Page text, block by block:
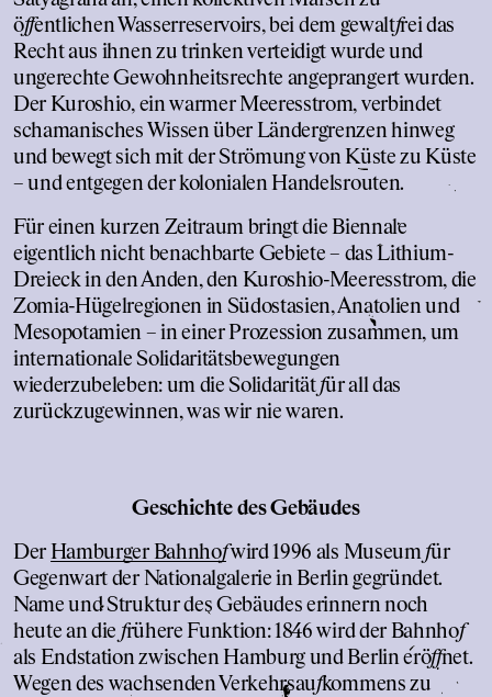
öffentlichen Wasserreservoirs, bei dem gewaltfrei das
Recht aus ihnen zu trinken verteidigt wurde und
ungerechte Gewohnheitsrechte angeprangert wurden.
Der Kuroshio, ein warmer Meeresstrom, verbindet
schamanisches Wissen über Ländergrenzen hinweg
und bewegt sich mit der Strömung von Küste zu Küste
– und entgegen der kolonialen Handelsrouten.
Für einen kurzen Zeitraum bringt die Biennale
eigentlich nicht benachbarte Gebiete – das Lithium-
Dreieck in den Anden, den Kuroshio-Meeresstrom, die
Zomia-Hügelregionen in Südostasien, Anatolien und
Mesopotamien – in einer Prozession zusammen, um
internationale Solidaritätsbewegungen
wiederzubeleben: um die Solidarität für all das
zurückzugewinnen, was wir nie waren.
Geschichte des Gebäudes
Der Hamburger Bahnhofwird 1996 als Museum für
Gegenwart der Nationalgalerie in Berlin gegründet.
Name und Struktur des Gebäudes erinnern noch
heute an die frühere Funktion: 1846 wird der Bahnhof
als Endstation zwischen Hamburg und Berlin eröffnet.
Wegen des wachsenden Verkehrsaufkommens zu